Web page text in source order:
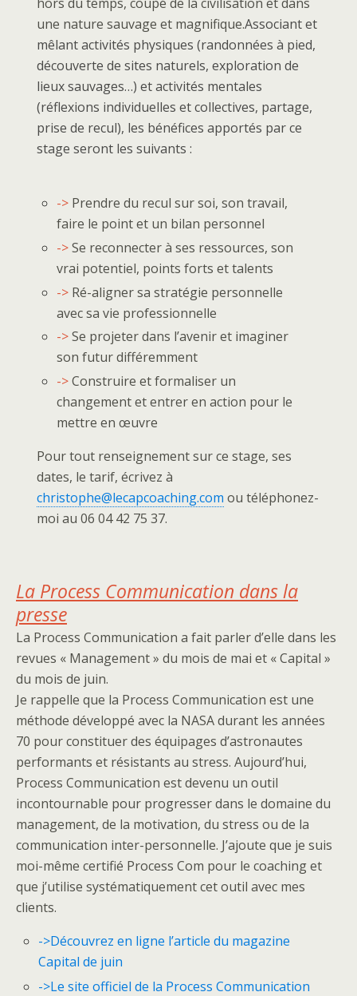
une nature sauvage et magnifique.Associant et
mêlant activités physiques (randonnées à pied,
découverte de sites naturels, exploration de
lieux sauvages…) et activités mentales
(réflexions individuelles et collectives, partage,
prise de recul), les bénéfices apportés par ce
stage seront les suivants :
->Prendre du recul sur soi, son travail,
faire le point et un bilan personnel
->Se reconnecter à ses ressources, son
vrai potentiel, points forts et talents
-> Ré-aligner sa stratégie personnelle
avec sa vie professionnelle
->Se projeter dans l’avenir et imaginer
son futur différemment
->Construire et formaliser un
changement et entrer en action pour le
mettre en œuvre
Pour tout renseignement sur ce stage, ses
dates, le tarif, écrivez à
christophe@lecapcoaching.com ou téléphonez-
moi au 06 04 42 75 37.
La Process Communication dans la
presse
La Process Communication a fait parler d’elle dans les
revues « Management » du mois de mai et « Capital »
du mois de juin.
Je rappelle que la Process Communication est une
méthode développé avec la NASA durant les années
70 pour constituer des équipages d’astronautes
performants et résistants au stress. Aujourd’hui,
Process Communication est devenu un outil
incontournable pour progresser dans le domaine du
management, de la motivation, du stress ou de la
communication inter-personnelle. J’ajoute que je suis
moi-même certifié Process Com pour le coaching et
que j’utilise systématiquement cet outil avec mes
clients.
->Découvrez en ligne l’article du magazine
Capital de juin
->Le site officiel de la Process Communication